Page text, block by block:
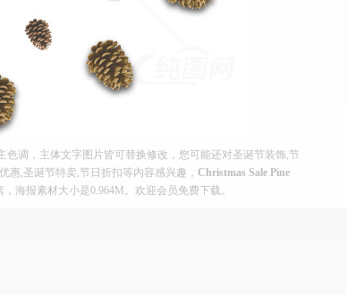
色调，主体文字图片皆可替换修改，您可能还对圣诞节装饰,节
惠,圣诞节特卖,节日折扣等内容感兴趣， Christmas Sale Pine
海报素材大小是0.964M。欢迎会员免费下载。